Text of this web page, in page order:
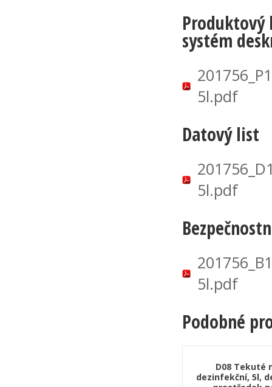
systém
5l.pdf
Datový list
5l.pdf
5l.pdf
Podobné
D08 Tekuté
dezinfekční, 5l,